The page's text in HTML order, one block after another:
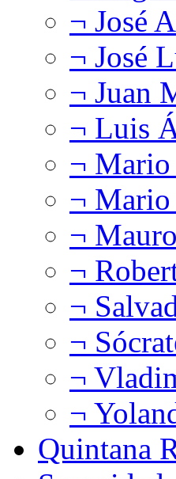
¬ José
¬ José
¬ Juan
¬ Luis
¬
¬ Mario
¬
¬
¬
¬
¬
¬
Quintana